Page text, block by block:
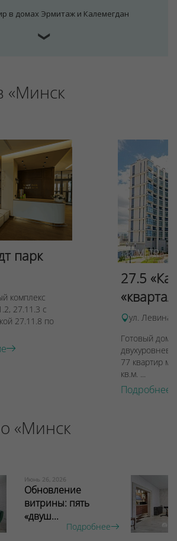
в домах Эрмитаж и Калемегдан
❯
«Минск
парк
комплекс
27.11.3 с
27.11.8 по
27.5
ул. Левина,
Готовый дом
77 квартир
кв.м. ...
Подробнее
«Минск
Июнь 26, 2026
Обновление
витрины: пять
«двуш...
Подробнее